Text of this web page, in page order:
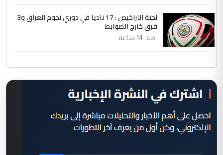
لجنة التراخيص : 17 ناديا في دوري نجوم العراق و3
فرق خارج الضوابط
منذ 14 ساعة